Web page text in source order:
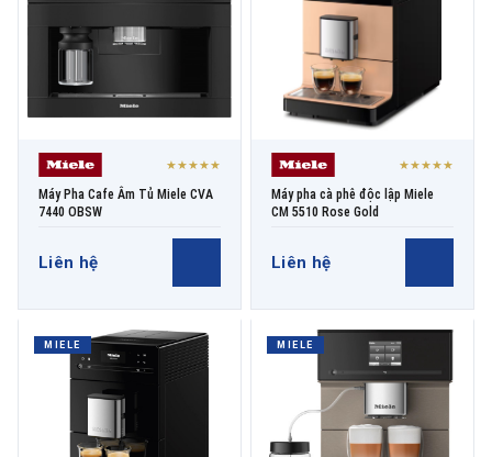
★★★★★
Máy Pha Cafe Âm Tủ Miele CVA
7440 OBSW
Liên hệ
★★★★★
Máy pha cà phê độc lập Miele
CM 5510 Rose Gold
Liên hệ
MIELE MIELE